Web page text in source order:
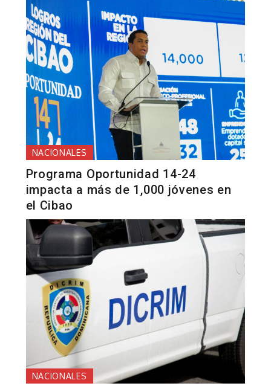
NACIONALES
Programa Oportunidad 14-24
impacta a más de 1,000 jóvenes en
el Cibao
NACIONALES